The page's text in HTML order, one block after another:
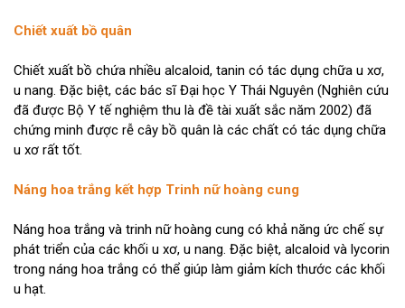
Chiết xuất bồ quân
Chiết xuất bồ chứa nhiều alcaloid, tanin có tác dụng chữa u xơ,
u nang. Đặc biệt, các bác sĩ Đại học Y Thái Nguyên (Nghiên cứu
đã được Bộ Y tế nghiệm thu là đề tài xuất sắc năm 2002) đã
chứng minh được rễ cây bồ quân là các chất có tác dụng chữa
u xơ rất tốt.
Náng hoa trắng kết hợp Trinh nữ hoàng cung
Náng hoa trắng và trinh nữ hoàng cung có khả năng ức chế sự
phát triển của các khối u xơ, u nang. Đặc biệt, alcaloid và lycorin
trong náng hoa trắng có thể giúp làm giảm kích thước các khối
u hạt.